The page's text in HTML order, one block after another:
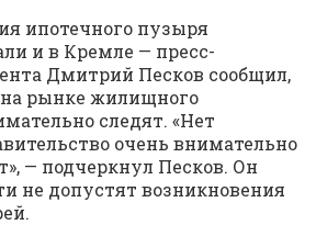
ипотечного пузыря
и в Кремле — пресс-
Дмитрий Песков сообщил,
на рынке жилищного
следят. «Нет
очень внимательно
— подчеркнул Песков. Он
не допустят возникновения